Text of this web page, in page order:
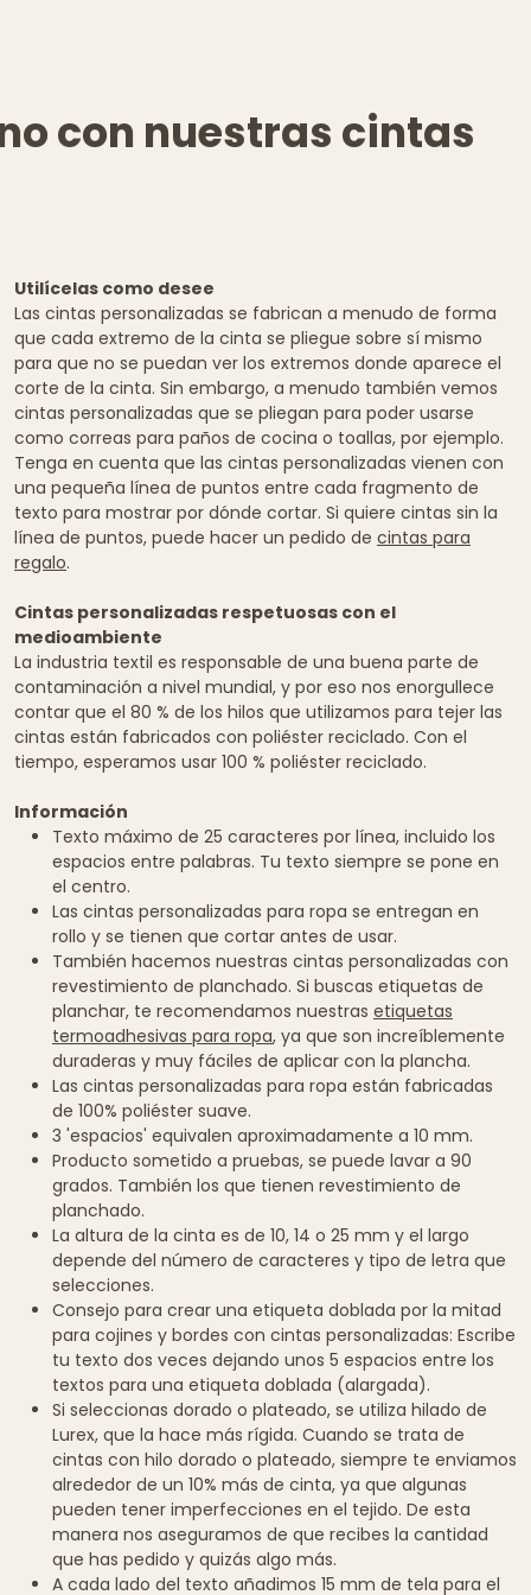
con nuestras cintas
Utilícelas como desee
Las cintas personalizadas se fabrican a menudo de forma
que cada extremo de la cinta se pliegue sobre sí mismo
para que no se puedan ver los extremos donde aparece el
corte de la cinta. Sin embargo, a menudo también vemos
cintas personalizadas que se pliegan para poder usarse
como correas para paños de cocina o toallas, por ejemplo.
Tenga en cuenta que las cintas personalizadas vienen con
una pequeña línea de puntos entre cada fragmento de
texto para mostrar por dónde cortar. Si quiere cintas sin la
línea de puntos, puede hacer un pedido de cintas para
regalo.
Cintas personalizadas respetuosas con el
medioambiente
La industria textil es responsable de una buena parte de
contaminación a nivel mundial, y por eso nos enorgullece
contar que el 80 % de los hilos que utilizamos para tejer las
cintas están fabricados con poliéster reciclado. Con el
tiempo, esperamos usar 100 % poliéster reciclado.
Información
Texto máximo de 25 caracteres por línea, incluido los
espacios entre palabras. Tu texto siempre se pone en
el centro.
Las cintas personalizadas para ropa se entregan en
rollo y se tienen que cortar antes de usar.
También hacemos nuestras cintas personalizadas con
revestimiento de planchado. Si buscas etiquetas de
planchar, te recomendamos nuestras etiquetas
termoadhesivas para ropa, ya que son increíblemente
duraderas y muy fáciles de aplicar con la plancha.
Las cintas personalizadas para ropa están fabricadas
de 100% poliéster suave.
3 'espacios' equivalen aproximadamente a 10 mm.
Producto sometido a pruebas, se puede lavar a 90
grados. También los que tienen revestimiento de
planchado.
La altura de la cinta es de 10, 14 o 25 mm y el largo
depende del número de caracteres y tipo de letra que
selecciones.
Consejo para crear una etiqueta doblada por la mitad
para cojines y bordes con cintas personalizadas: Escribe
tu texto dos veces dejando unos 5 espacios entre los
textos para una etiqueta doblada (alargada).
Si seleccionas dorado o plateado, se utiliza hilado de
Lurex, que la hace más rígida. Cuando se trata de
cintas con hilo dorado o plateado, siempre te enviamos
alrededor de un 10% más de cinta, ya que algunas
pueden tener imperfecciones en el tejido. De esta
manera nos aseguramos de que recibes la cantidad
que has pedido y quizás algo más.
A cada lado del texto añadimos 15 mm de tela para el